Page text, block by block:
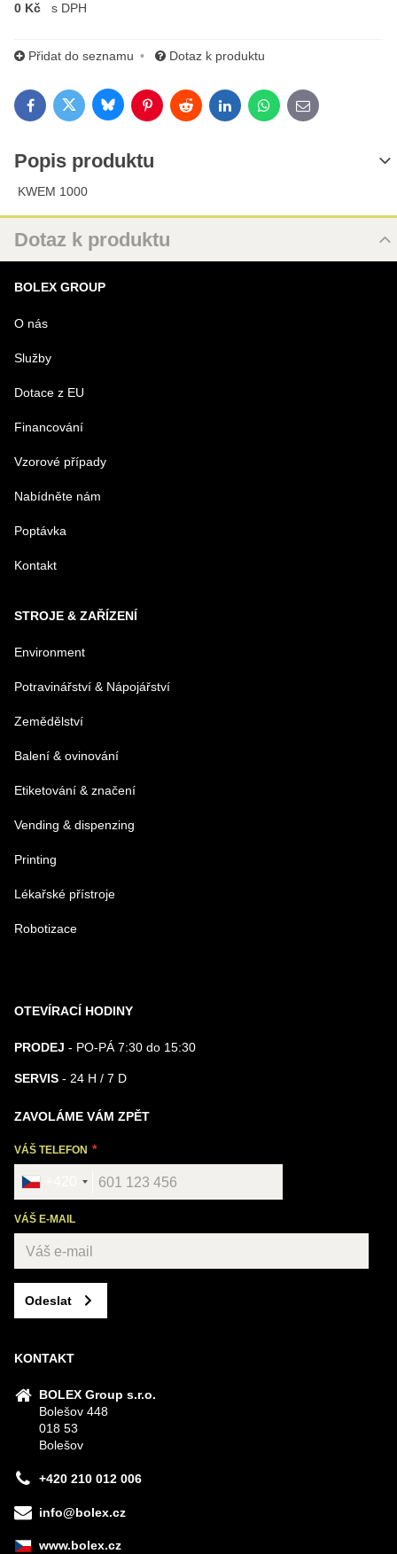
0 Kč s DPH
Přidat do seznamu Dotaz k produktu
FacebookTwitterBlueskyPinterestRedditLinkedInWhatsApp
E-mail
Popis produktu
KWEM 1000
Dotaz k produktu
URL
PRODUKT
MENO
E-MAIL
TELEFÓN
BOLEX GROUP
O nás
Služby
Dotace z EU
Financování
Vzorové případy
Nabídněte nám
Poptávka
Kontakt
STROJE & ZAŘÍZENÍ
Environment
Potravinářství & Nápojářství
Zemědělství
Balení & ovinování
Etiketování & značení
Vending & dispenzing
Printing
Lékařské přístroje
Robotizace
OTEVÍRACÍ HODINY
PRODEJ - PO-PÁ 7:30 do 15:30
SERVIS - 24 H / 7 D
ZAVOLÁME VÁM ZPĚT
VÁŠ TELEFON
VÁŠ E-MAIL
Odeslat
KONTAKT
BOLEX Group s.r.o.
Bolešov 448
018 53
Bolešov
+420 210 012 006
info@bolex.cz
www.bolex.cz